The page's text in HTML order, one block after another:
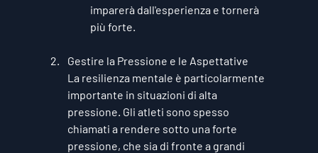
imparerà dall'esperienza e tornerà
più forte.
Gestire la Pressione e le Aspettative
La resilienza mentale è particolarmente
importante in situazioni di alta
pressione. Gli atleti sono spesso
chiamati a rendere sotto una forte
pressione, che sia di fronte a grandi